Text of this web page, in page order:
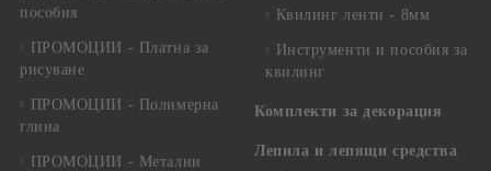
пособия
ПРОМОЦИИ - Платна за
рисуване
ПРОМОЦИИ - Полимерна
глина
ПРОМОЦИИ - Метални
Квилинг ленти - 8мм
Инструменти и пособия за
квилинг
Комплекти за декорация
Лепила и лепящи средства